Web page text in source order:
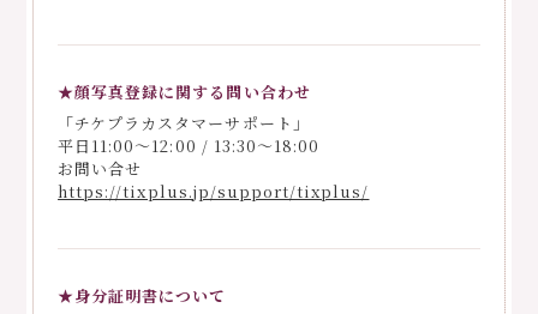
★顔写真登録に関する問い合わせ
「チケプラカスタマーサポート」
平日11:00～12:00 / 13:30～18:00
お問い合せ
https://tixplus.jp/support/tixplus/
★身分証明書について